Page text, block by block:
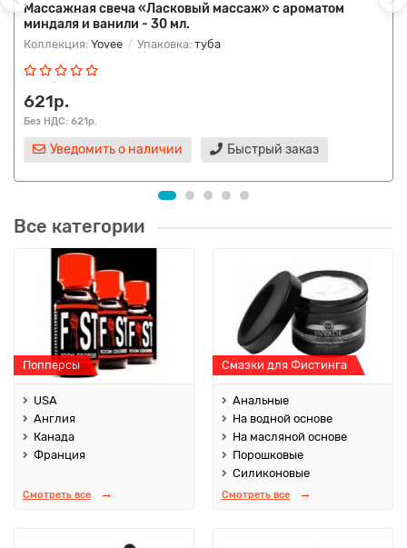
Массажная свеча «Ласковый массаж» с ароматом
миндаля и ванили - 30 мл.
Коллекция: Yovee Упаковка: туба
621р.
Без НДС: 621р.
Уведомить о наличии Быстрый заказ
Все категории
Попперсы
USA
Англия
Канада
Франция
Смотреть все
Смазки для Фистинга
Анальные
На водной основе
На масляной основе
Порошковые
Силиконовые
Смотреть все